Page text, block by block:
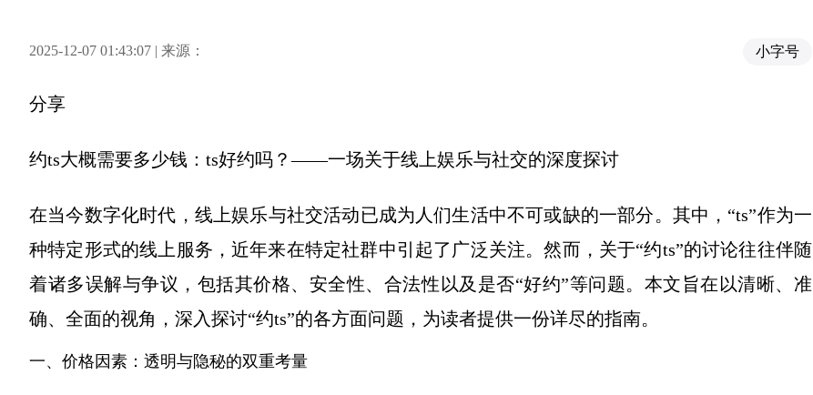
2025-12-07 01:43:07 | 来源： 小字号
分享
约ts大概需要多少钱：ts好约吗？——一场关于线上娱乐与社交的深度探讨
在当今数字化时代，线上娱乐与社交活动已成为人们生活中不可或缺的一部分。其中，“ts”作为一
种特定形式的线上服务，近年来在特定社群中引起了广泛关注。然而，关于“约ts”的讨论往往伴随
着诸多误解与争议，包括其价格、安全性、合法性以及是否“好约”等问题。本文旨在以清晰、准
确、全面的视角，深入探讨“约ts”的各方面问题，为读者提供一份详尽的指南。
一、价格因素：透明与隐秘的双重考量